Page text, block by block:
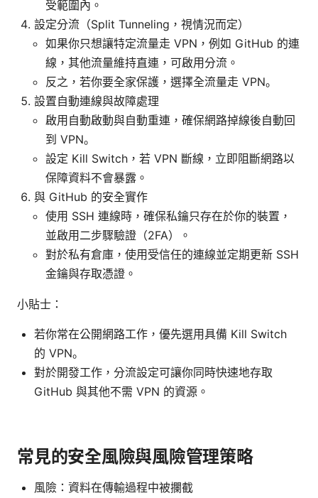
受範圍內。
設定分流（Split Tunneling，視情況而定）
如果你只想讓特定流量走 VPN，例如 GitHub 的連
線，其他流量維持直連，可啟用分流。
反之，若你要全家保護，選擇全流量走 VPN。
設置自動連線與故障處理
啟用自動啟動與自動重連，確保網路掉線後自動回
到 VPN。
設定 Kill Switch，若 VPN 斷線，立即阻斷網路以
保障資料不會暴露。
與 GitHub 的安全實作
使用 SSH 連線時，確保私鑰只存在於你的裝置，
並啟用二步驟驗證（2FA）。
對於私有倉庫，使用受信任的連線並定期更新 SSH
金鑰與存取憑證。
小貼士：
若你常在公開網路工作，優先選用具備 Kill Switch
的 VPN。
對於開發工作，分流設定可讓你同時快速地存取
GitHub 與其他不需 VPN 的資源。
常見的安全風險與風險管理策略
風險：資料在傳輸過程中被攔截